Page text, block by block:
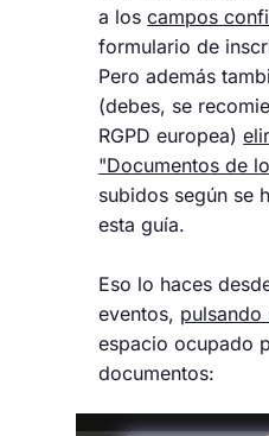
a loscampos
formulario de
Pero además
(debes, se
RGPD europea)
"Documentos de
subidos según se
esta guía.
Eso lo haces
eventos, pulsando
espacio ocupado
documentos: